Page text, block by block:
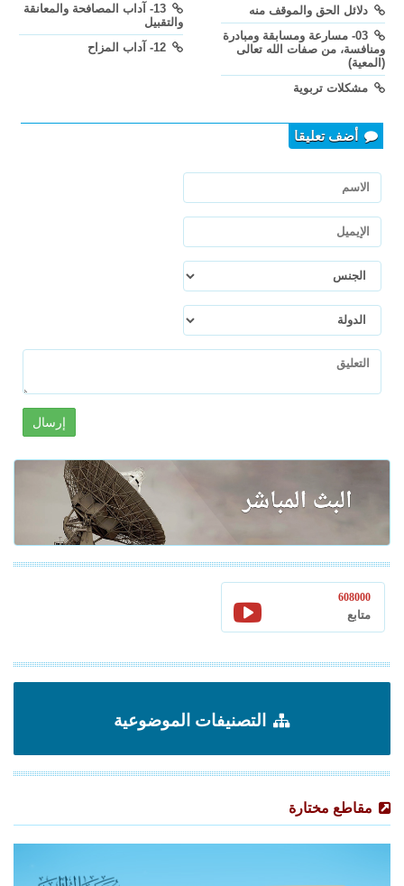
دلائل الحق والموقف منه
03- مسارعة ومسابقة ومبادرة
ومنافسة، من صفات الله تعالى
(المعية)
مشكلات تربوية
13- آداب المصافحة والمعانقة
والتقبيل
أضف تعليقا
إرسال
608000
متابع
التصنيفات الموضوعية
مقاطع مختارة